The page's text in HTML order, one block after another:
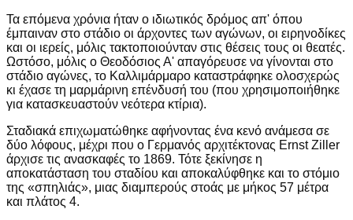
Τα επόμενα χρόνια ήταν ο ιδιωτικός δρόμος απ' όπου
έμπαιναν στο στάδιο οι άρχοντες των αγώνων, οι ειρηνοδίκες
και οι ιερείς, μόλις τακτοποιούνταν στις θέσεις τους οι θεατές.
Ωστόσο, μόλις ο Θεοδόσιος Α' απαγόρευσε να γίνονται στο
στάδιο αγώνες, το Καλλιμάρμαρο καταστράφηκε ολοσχερώς
κι έχασε τη μαρμάρινη επένδυσή του (που χρησιμοποιήθηκε
για κατασκευαστούν νεότερα κτίρια).
Σταδιακά επιχωματώθηκε αφήνοντας ένα κενό ανάμεσα σε
δύο λόφους, μέχρι που ο Γερμανός αρχιτέκτονας Ernst Ziller
άρχισε τις ανασκαφές το 1869. Τότε ξεκίνησε η
αποκατάσταση του σταδίου και αποκαλύφθηκε και το στόμιο
της «σπηλιάς», μιας διαμπερούς στοάς με μήκος 57 μέτρα
και πλάτος 4.